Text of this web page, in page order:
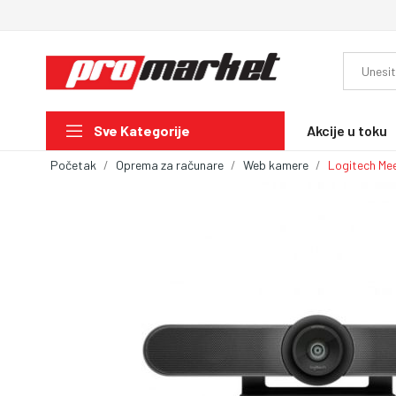
Sve Kategorije Akcije u toku
Početak Oprema za računare Web kamere Logitech